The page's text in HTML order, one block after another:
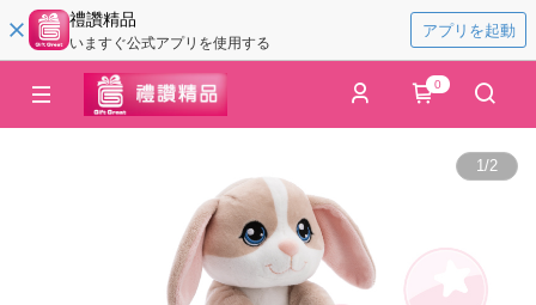
禮讚精品
いますぐ公式アプリを使用する
アプリを起動
0
1/2